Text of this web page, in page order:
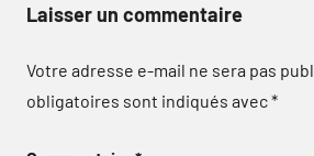
Laisser un commentaire
Votre adresse e-mail ne sera pas
obligatoires sont indiqués avec*